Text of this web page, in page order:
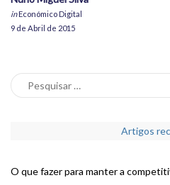
inEconómico Digital
9 de Abril de 2015
Artigos
O que fazer para manter a